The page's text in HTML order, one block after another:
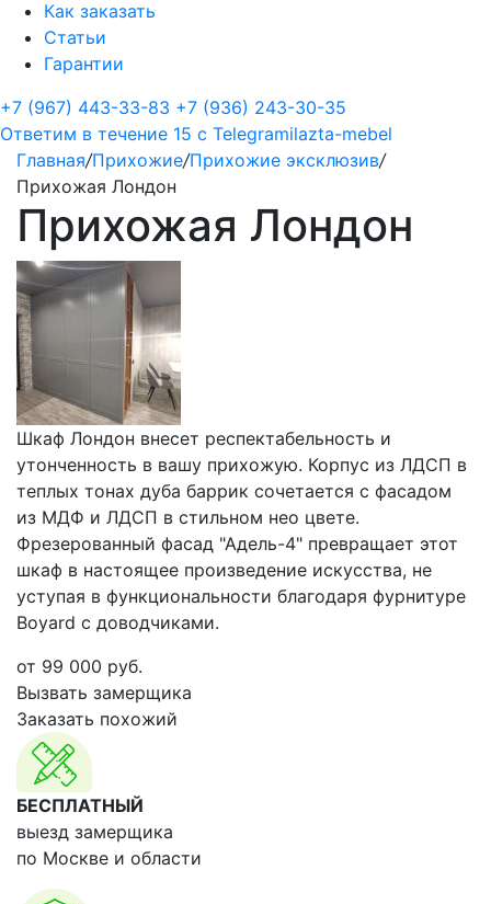
Как заказать
Статьи
Гарантии
+7 (967) 443-33-83 +7 (936) 243-30-35
Ответим в течение 15 с Telegramilazta-mebel
Главная/Прихожие/Прихожие эксклюзив/
Прихожая Лондон
Прихожая Лондон
Шкаф Лондон внесет респектабельность и
утонченность в вашу прихожую. Корпус из ЛДСП в
теплых тонах дуба баррик сочетается с фасадом
из МДФ и ЛДСП в стильном нео цвете.
Фрезерованный фасад "Адель-4" превращает этот
шкаф в настоящее произведение искусства, не
уступая в функциональности благодаря фурнитуре
Boyard с доводчиками.
от 99 000 руб.
Вызвать замерщика
Заказать похожий
БЕСПЛАТНЫЙ
выезд замерщика
по Москве и области